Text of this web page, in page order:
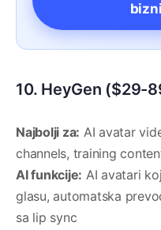
10. HeyGen ($29-
Najbolji za: AI avatar
channels, training
AI funkcije: AI avatari
glasu, automatska
sa lip sync